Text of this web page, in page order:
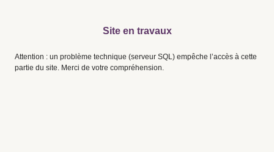
Site en travaux
Attention : un problème technique (serveur SQL) empêche l’accès à cette
partie du site. Merci de votre compréhension.